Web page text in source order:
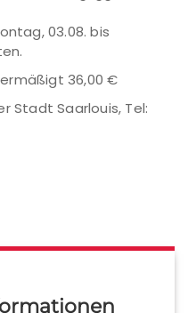
03.08. bis
36,00 €
Stadt Saarlouis, Tel: